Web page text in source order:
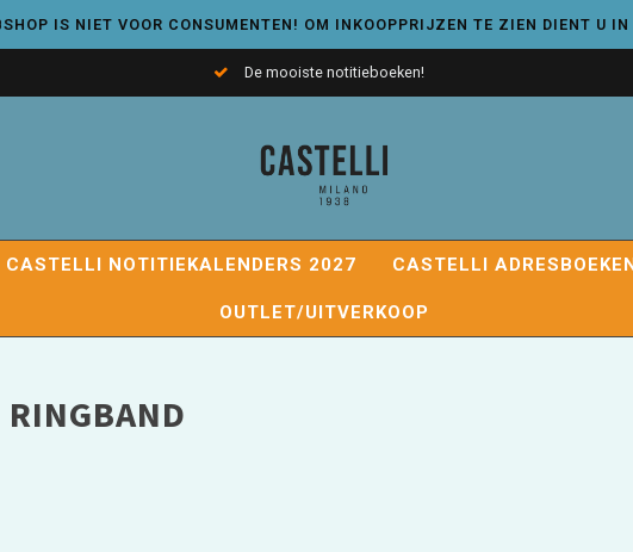
IS NIET VOOR CONSUMENTEN! OM INKOOPPRIJZEN TE ZIEN DIENT U IN
De mooiste notitieboeken!
CASTELLI NOTITIEKALENDERS 2027 CASTELLI
OUTLET/UITVERKOOP
RINGBAND